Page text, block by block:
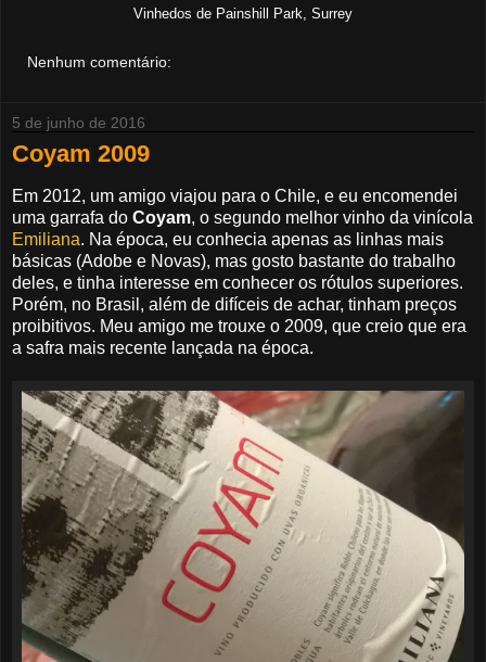
Vinhedos de Painshill Park, Surrey
Nenhum comentário:
5 de junho de 2016
Coyam 2009
Em 2012, um amigo viajou para o Chile, e eu encomendei
uma garrafa do Coyam, o segundo melhor vinho da vinícola
Emiliana. Na época, eu conhecia apenas as linhas mais
básicas (Adobe e Novas), mas gosto bastante do trabalho
deles, e tinha interesse em conhecer os rótulos superiores.
Porém, no Brasil, além de difíceis de achar, tinham preços
proibitivos. Meu amigo me trouxe o 2009, que creio que era
a safra mais recente lançada na época.